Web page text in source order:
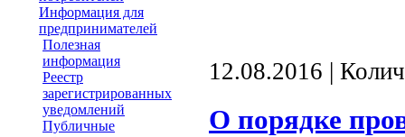
Информация для
предпринимателей
Полезная
информация
Реестр
зарегистрированных
уведомлений
Публичные
12.08.2016 |
О порядке